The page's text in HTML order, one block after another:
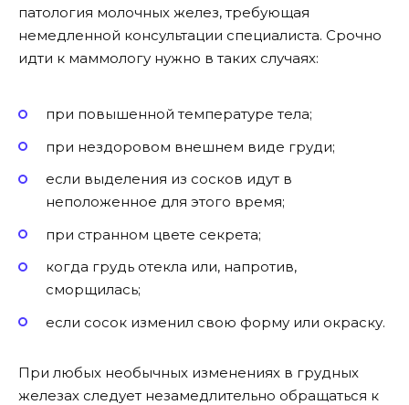
патология молочных желез, требующая
немедленной консультации специалиста. Срочно
идти к маммологу нужно в таких случаях:
при повышенной температуре тела;
при нездоровом внешнем виде груди;
если выделения из сосков идут в
неположенное для этого время;
при странном цвете секрета;
когда грудь отекла или, напротив,
сморщилась;
если сосок изменил свою форму или окраску.
При любых необычных изменениях в грудных
железах следует незамедлительно обращаться к